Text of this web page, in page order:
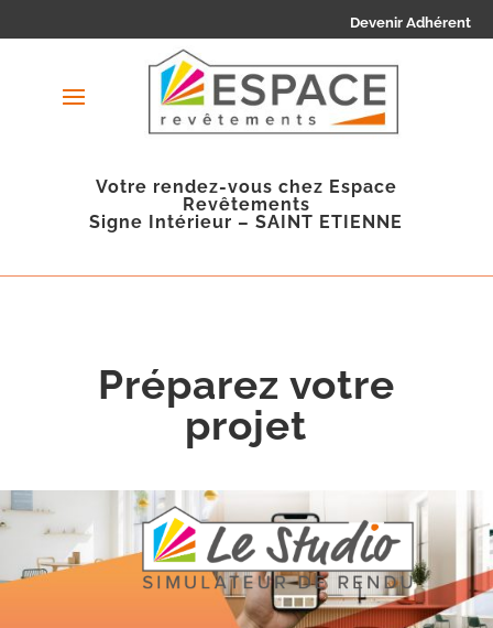
Devenir Adhérent
Votre rendez-vous chez Espace
Revêtements
Signe Intérieur – SAINT ETIENNE
Préparez votre
projet